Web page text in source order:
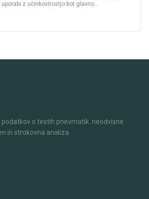
z učinkovitostjo kot glavno…
podatkov o testih pnevmatik. neodvisne
in strokovna analiza.